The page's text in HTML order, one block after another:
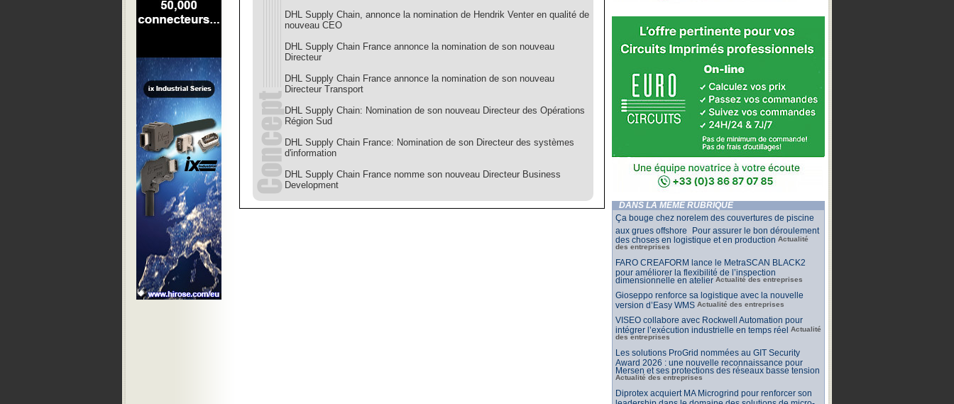
DHL Supply Chain, annonce la nomination de Hendrik Venter en qualité de
nouveau CEO
DHL Supply Chain France annonce la nomination de son nouveau
Directeur
DHL Supply Chain France annonce la nomination de son nouveau
Directeur Transport
DHL Supply Chain: Nomination de son nouveau Directeur des Opérations
Région Sud
DHL Supply Chain France: Nomination de son Directeur des systèmes
d'information
DHL Supply Chain France nomme son nouveau Directeur Business
Development
DANS LA MÊME RUBRIQUE
Ça bouge chez norelem des couvertures de piscine
aux grues offshore Pour assurer le bon déroulement
des choses en logistique et en production Actualité
des entreprises
FARO CREAFORM lance le MetraSCAN BLACK2
pour améliorer la flexibilité de l’inspection
dimensionnelle en atelier Actualité des entreprises
Gioseppo renforce sa logistique avec la nouvelle
version d’Easy WMS Actualité des entreprises
VISEO collabore avec Rockwell Automation pour
intégrer l’exécution industrielle en temps réel Actualité
des entreprises
Les solutions ProGrid nommées au GIT Security
Award 2026 : une nouvelle reconnaissance pour
Mersen et ses protections des réseaux basse tension
Actualité des entreprises
Diprotex acquiert MA Microgrind pour renforcer son
leadership dans le domaine des solutions de micro-